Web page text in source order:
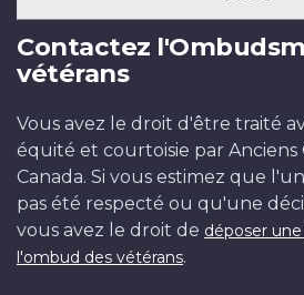
Contactez
vétérans
Vous avez le droit d'être traité
équité et courtoisie par
Canada. Si vous estimez que
pas été respecté ou qu'une
vous avez le droit de déposer
l'ombud des vétérans.